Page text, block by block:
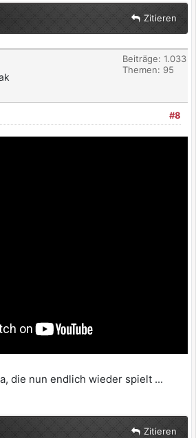
Zitieren
Beiträge: 1.033
Themen: 95
#8
die nun endlich wieder spielt ...
Zitieren